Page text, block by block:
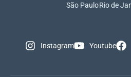
São PauloRio de
Instagram Youtube